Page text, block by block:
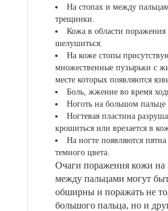
На стопах и между
трещинки.
Кожа в области поражения
шелушиться.
На коже стопы
множественные пузырьки с
месте которых появляются
Боль, жжение во время
Ноготь на большом пальце
Ногтевая пластина
крошиться или врезается в
На ногте появляются
темного цвета.
Очаги поражения кожи на
между пальцами могут
обширны и поражать не
большого пальца, но и